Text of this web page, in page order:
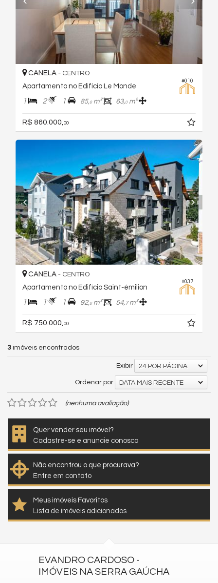
#010
CANELA - CENTRO
Apartamento no Edifício Le Monde
1 2 1 85,0m² 63,0m²
R$ 860.000,00
#037
CANELA - CENTRO
Apartamento no Edifício Saint-émilion
1 1 1 92,0m² 54,7m²
R$ 750.000, 00
3 imóveis encontrados
Exibir 24 POR PÁGINA
Ordenar por DATA MAIS RECENTE
(nenhuma avaliação)
Quer vender seu imóvel?
Cadastre-se e anuncie conosco
Não encontrou o que procurava?
Entre em contato
Meus imóveis Favoritos
Lista de imóveis adicionados
EVANDRO CARDOSO -
IMÓVEIS NA SERRA GAÚCHA